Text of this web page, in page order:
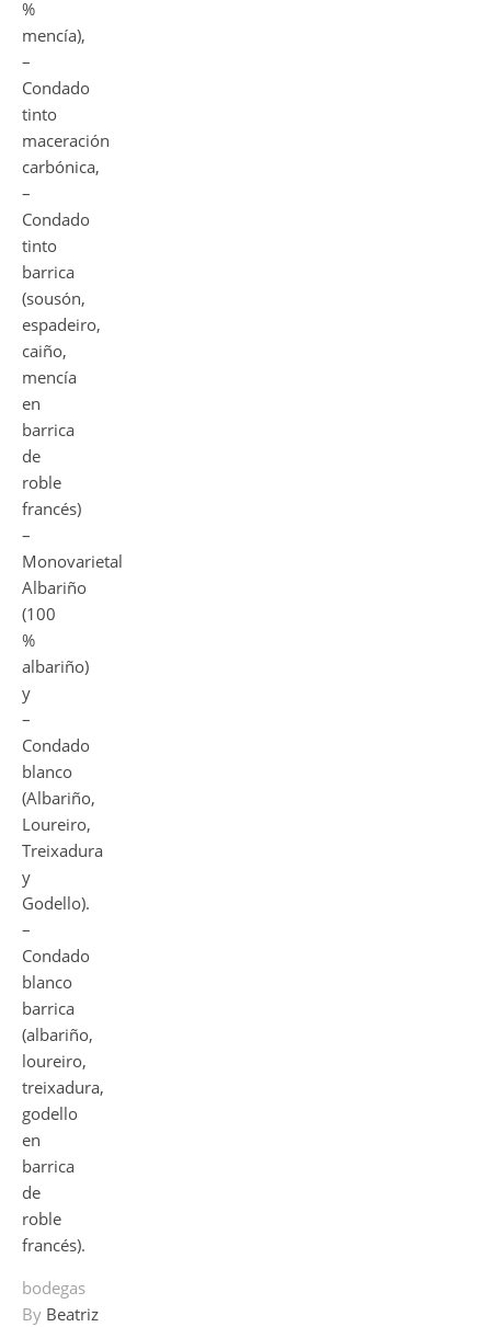
%
mencía),
–
Condado
tinto
maceración
carbónica,
–
Condado
tinto
barrica
(sousón,
espadeiro,
caiño,
mencía
en
barrica
de
roble
francés)
–
Monovarietal
Albariño
(100
%
albariño)
y
–
Condado
blanco
(Albariño,
Loureiro,
Treixadura
y
Godello).
–
Condado
blanco
barrica
(albariño,
loureiro,
treixadura,
godello
en
barrica
de
roble
francés).
bodegas
By Beatriz